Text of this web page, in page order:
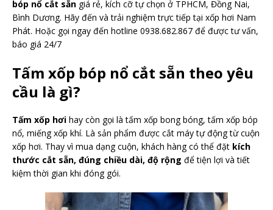
bóp nổ cắt sẵn giá rẻ, kích cỡ tự chọn ở TPHCM, Đồng Nai,
Bình Dương. Hãy đến và trải nghiệm trực tiếp tại xốp hơi Nam
Phát. Hoặc gọi ngay đến hotline 0938.682.867 để được tư vấn,
báo giá 24/7
Tấm xốp bóp nổ cắt sẵn theo yêu
cầu là gì?
Tấm xốp hơi hay còn gọi là tấm xốp bong bóng, tấm xốp bóp
nổ, miếng xốp khí. Là sản phẩm được cắt máy tự động từ cuộn
xốp hơi. Thay vì mua dạng cuộn, khách hàng có thể đặt kích
thước cắt sẵn, đúng chiều dài, độ rộng để tiện lợi và tiết
kiệm thời gian khi đóng gói.